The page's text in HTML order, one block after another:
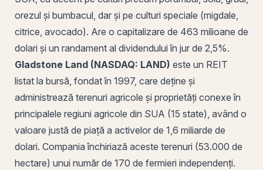
orezul și bumbacul, dar și pe culturi speciale (migdale,
citrice, avocado). Are o capitalizare de 463 milioane de
dolari și un randament al dividendului în jur de 2,5%.
Gladstone Land (NASDAQ: LAND) este un REIT
listat la bursă, fondat în 1997, care deține și
administrează terenuri agricole și proprietăți conexe în
principalele regiuni agricole din SUA (15 state), având o
valoare justă de piață a activelor de 1,6 miliarde de
dolari. Compania închiriază aceste terenuri (53.000 de
hectare) unui număr de 170 de fermieri independenți.